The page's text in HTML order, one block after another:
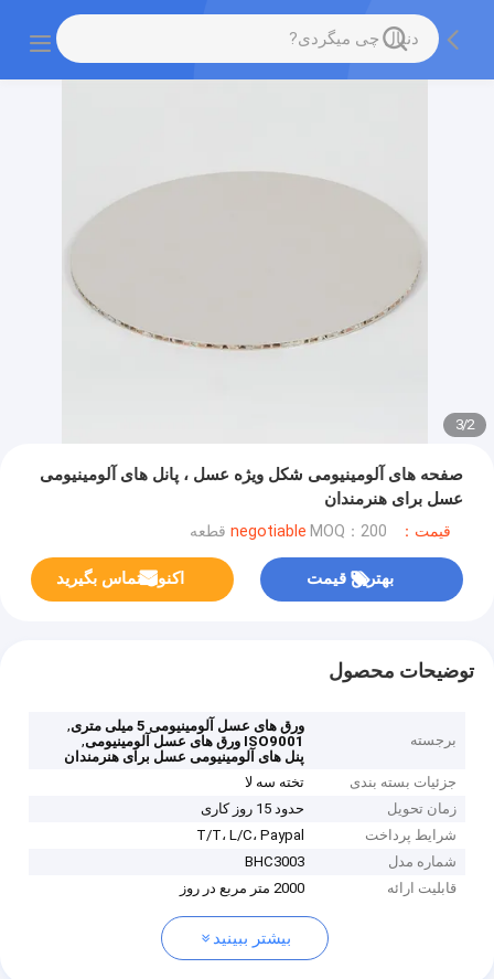
2
/
3
صفحه های آلومینیومی شکل ویژه عسل ، پانل های آلومینیومی
عسل برای هنرمندان
قیمت：negotiable MOQ：200 قطعه
بهترین قیمت اکنون تماس بگیرید
توضیحات محصول
برجسته
ورق های عسل آلومینیومی 5 میلی متری
,
ISO9001 ورق های عسل آلومینیومی
,
پنل های آلومینیومی عسل برای هنرمندان
جزئیات بسته بندی
تخته سه لا
زمان تحویل
حدود 15 روز کاری
شرایط پرداخت
T/T، L/C، Paypal
شماره مدل
BHC3003
قابلیت ارائه
2000 متر مربع در روز
بیشتر ببینید